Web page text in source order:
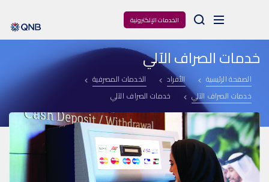
الخدمات الإلكترونية Arama
خدمات الصراف الآلي
الصفحة الرئيسية الأفراد
الخدمات المصرفية
خدمات الصراف الآلي
خدمات الصراف الآلي